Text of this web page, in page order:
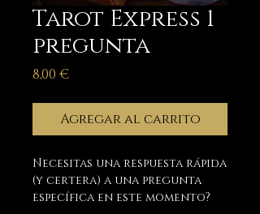
Tarot Express 1
pregunta
8,00 €Precio
Agregar al carrito
Necesitas una respuesta rápida
(y certera) a una pregunta
específica en este momento?